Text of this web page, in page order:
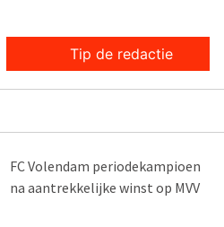
Tip de redactie
FC Volendam periodekampioen
na aantrekkelijke winst op MVV